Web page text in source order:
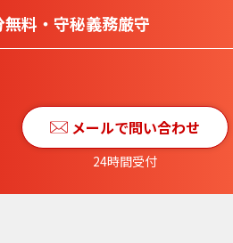
料 ・ 守秘義務厳守
メールで問い合わせ
24時間受付